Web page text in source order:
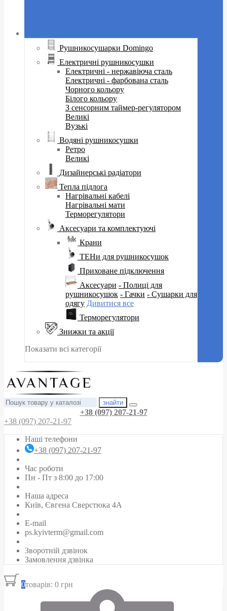
Рушникосушарки Domingo
Електричні рушникосушки
Електричні - нержавіюча сталь
Електричні - фарбована сталь
Чорного кольору
Білого кольору
З сенсорним таймер-регулятором
Великі
Вузькі
Водяні рушникосушки
Ретро
Великі
Дизайнерські радіатори
Тепла підлога
Нагрівальні кабелі
Нагрівальні мати
Терморегулятори
Аксесуари та комплектуючі
Крани
ТЕНи для рушникосушок
Приховане підключення
Аксесуари - Полиці для
рушникосушок - Гачки - Сушарки для
одягу Дивитися все
Терморегулятори
Знижки та акції
Показати всі категорії
знайти
+38 (097) 207-21-97
+38 (097) 207-21-97
Наші телефони
+38 (097) 207-21-97
Час роботи
Пн - Пт з 8:00 до 17:00
Наша адреса
Київ, Євгена Сверстюка 4А
E-mail
ps.kyivterm@gmail.com
Зворотній дзвінок
Замовлення дзвінка
0товарів: 0 грн